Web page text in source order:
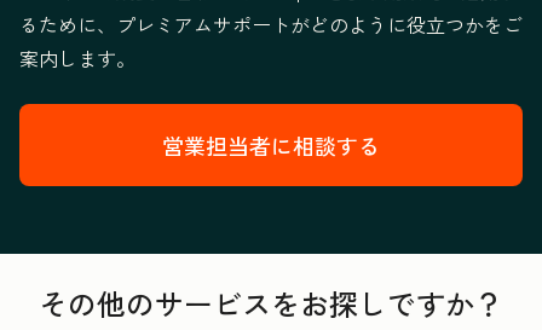
るために、プレミアムサポートがどのように役立つかをご
案内します。
営業担当者に相談する
その他のサービスをお探しですか？